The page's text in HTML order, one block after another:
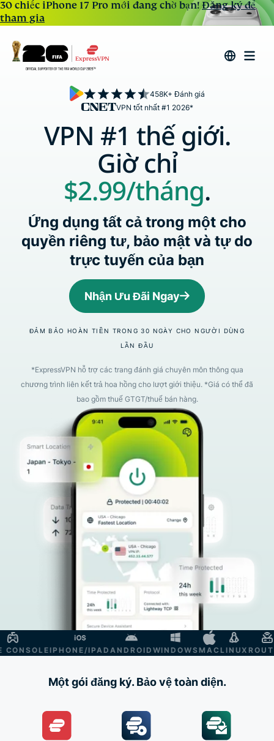
30 chiếc iPhone 17 Pro mới đang chờ bạn!Đăng ký để
tham gia
VPN tốt nhất #1 2026*
458K+ Đánh giá
VPN #1 thế giới.
Giờ chỉ
$2.99/tháng.
Ứng dụng tất cả trong một cho
quyền riêng tư, bảo mật và tự do
trực tuyến của bạn
Nhận Ưu Đãi Ngay
ĐẢM BẢO HOÀN TIỀN TRONG 30 NGÀY CHO NGƯỜI DÙNG
LẦN ĐẦU
*ExpressVPN hỗ trợ các trang đánh giá chuyên môn thông qua
chương trình liên kết trả hoa hồng cho lượt giới thiệu. *Giá có thể đã
bao gồm thuế GTGT/thuế bán hàng.
IPHONE/IPADANDROIDWINDOWSMACLINUXROUTER
Một gói đăng ký. Bảo vệ toàn diện.